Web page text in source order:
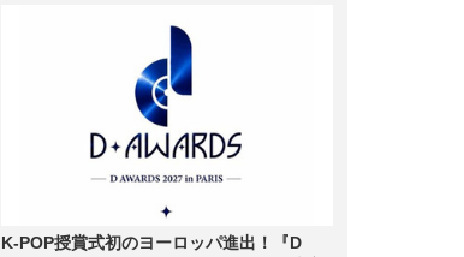
K-POP授賞式初のヨーロッパ進出！『D